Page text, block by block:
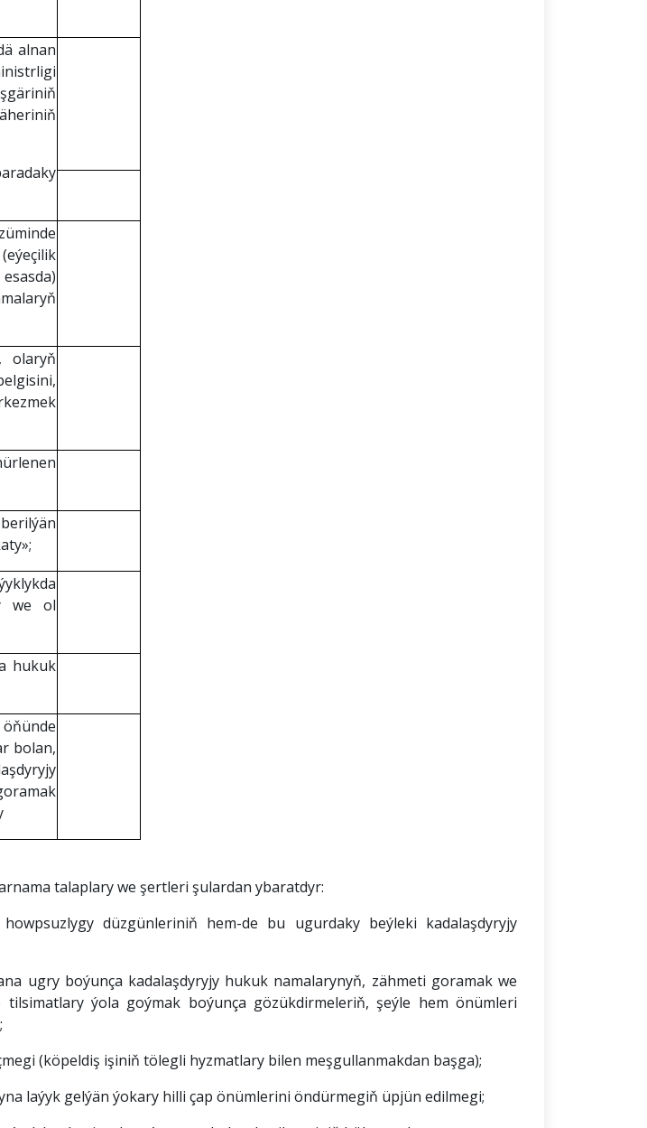
alnan
olaryň
we ol
hukuk
bolan,
talaplary we şertleri şulardan ybaratdyr:
düzgünleriniň hem-de bu ugurdaky beýleki kadalaşdyryjy
ugry boýunça kadalaşdyryjy hukuk namalarynyň, zähmeti goramak we
ýola goýmak boýunça gözükdirmeleriň, şeýle hem önümleri
(köpeldiş işiniň tölegli hyzmatlary bilen meşgullanmakdan başga);
laýyk gelýän ýokary hilli çap önümlerini öndürmegiň üpjün edilmegi;